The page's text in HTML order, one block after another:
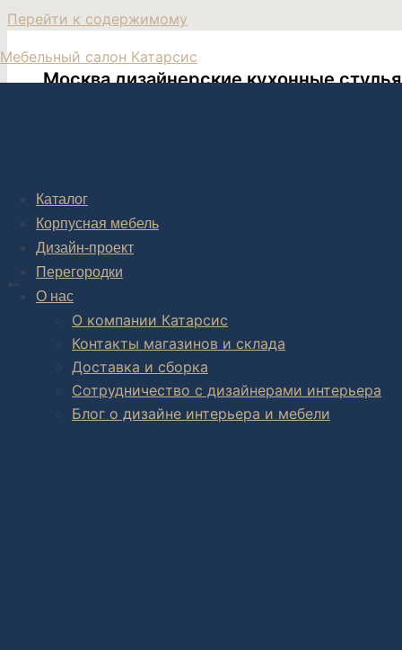
Перейти к содержимому
Мебельный салон Катарсис
Каталог
Корпусная мебель
Дизайн-проект
Перегородки
О нас
О компании Катарсис
Контакты магазинов и склада
Доставка и сборка
Сотрудничество с дизайнерами интерьера
Блог о дизайне интерьера и мебели
Москва дизайнерские кухонные стулья
Post navigation
НАЗАД
Дизайнерские стулья обеденные
Комплексное обустройство интерьера: замер, подготовка
интернет магазине дизайнерской